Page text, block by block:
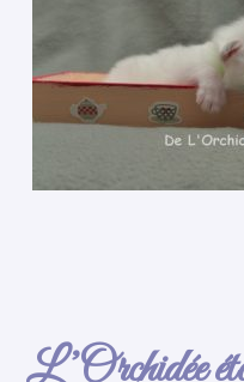
L’Orchidée